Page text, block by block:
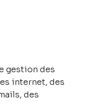
gestion des
internet, des
des